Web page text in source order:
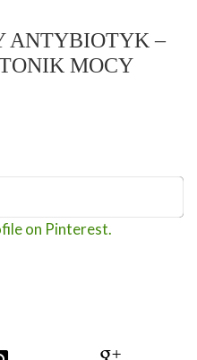
ANTYBIOTYK –
MOCY
on Pinterest.